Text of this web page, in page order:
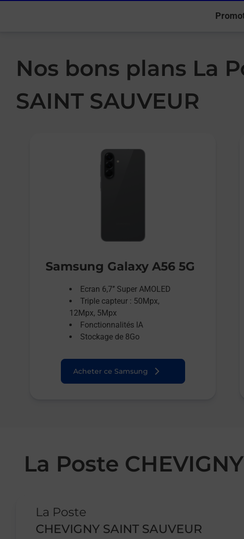
Nos bons plans La
SAINT SAUVEUR
Samsung Galaxy A56 5G
Ecran 6,7’’ Super AMOLED
Triple capteur : 50Mpx,
12Mpx, 5Mpx
Fonctionnalités IA
Stockage de 8Go
Acheter ce Samsung
La Poste
La Poste
CHEVIGNY SAINT SAUVEUR